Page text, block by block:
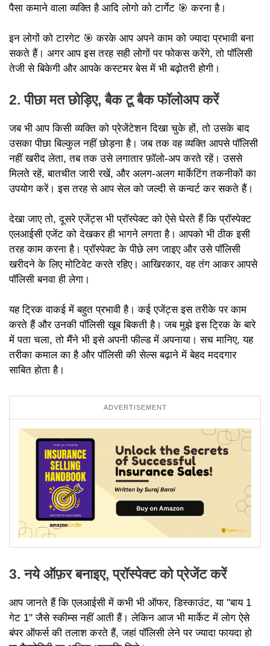
पैसा कमाने वाला व्यक्ति है आदि लोगो को टार्गेट 🎯 करना है।
इन लोगों को टारगेट 🎯 करके आप अपने काम को ज्यादा प्रभावी बना
सकते हैं। अगर आप इस तरह सही लोगों पर फोकस करेंगे, तो पॉलिसी
तेजी से बिकेगी और आपके कस्टमर बेस में भी बढ़ोतरी होगी।
2. पीछा मत छोड़िए, बैक टू बैक फॉलोअप करें
जब भी आप किसी व्यक्ति को प्रेजेंटेशन दिखा चुके हों, तो उसके बाद
उसका पीछा बिल्कुल नहीं छोड़ना है। जब तक वह व्यक्ति आपसे पॉलिसी
नहीं खरीद लेता, तब तक उसे लगातार फ़ॉलो-अप करते रहें। उससे
मिलते रहें, बातचीत जारी रखें, और अलग-अलग मार्केटिंग तकनीकों का
उपयोग करें। इस तरह से आप सेल को जल्दी से कन्वर्ट कर सकते हैं।
देखा जाए तो, दूसरे एजेंट्स भी प्रॉस्पेक्ट को ऐसे घेरते हैं कि प्रॉस्पेक्ट
एलआईसी एजेंट को देखकर ही भागने लगता है। आपको भी ठीक इसी
तरह काम करना है। प्रॉस्पेक्ट के पीछे लग जाइए और उसे पॉलिसी
खरीदने के लिए मोटिवेट करते रहिए। आखिरकार, वह तंग आकर आपसे
पॉलिसी बनवा ही लेगा।
यह ट्रिक वाकई में बहुत प्रभावी है। कई एजेंट्स इस तरीके पर काम
करते हैं और उनकी पॉलिसी खूब बिकती है। जब मुझे इस ट्रिक के बारे
में पता चला, तो मैंने भी इसे अपनी फील्ड में अपनाया। सच मानिए, यह
तरीका कमाल का है और पॉलिसी की सेल्स बढ़ाने में बेहद मददगार
साबित होता है।
ADVERTISEMENT
3. नये ऑफ़र बनाइए, प्रॉस्पेक्ट को प्रेजेंट करें
आप जानते हैं कि एलआईसी में कभी भी ऑफर, डिस्काउंट, या "बाय 1
गेट 1" जैसे स्कीम्स नहीं आती हैं। लेकिन आज भी मार्केट में लोग ऐसे
बंपर ऑफर्स की तलाश करते हैं, जहां पॉलिसी लेने पर ज्यादा फायदा हो